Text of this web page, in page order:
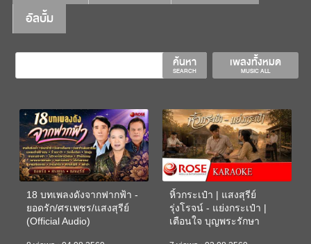
อัลบั้ม
เพลงทั้งหมด
MUSIC ALL
ค้นหา
SEARCH
18 บทเพลงดังจากฟากฟ้า -
ยอดรัก/ศรเพชร/แสงสุรีย์
(Official Audio)
หิ้วกระเป๋า | แสงสุรีย์
รุ่งโรจน์ - แย่งกระเป๋า |
เตือนใจ บุญพระรักษา